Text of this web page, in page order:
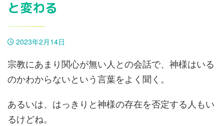
と変わる
2023年2月14日
宗教にあまり関心が無い人との会話で、神様はいる
のかわからないという言葉をよく聞く。
あるいは、はっきりと神様の存在を否定する人もい
るけどね。